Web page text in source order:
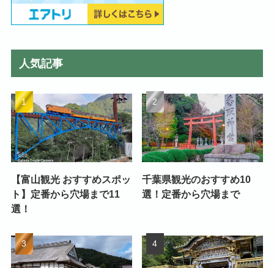
人気記事
【富山観光 おすすめスポッ
ト】定番から穴場まで11
選！
千葉県観光のおすすめ10
選！定番から穴場まで